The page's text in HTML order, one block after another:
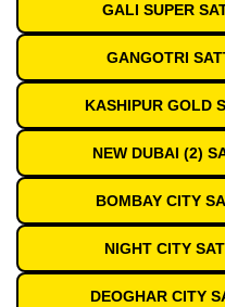
GALI SUPER
GANGOTRI
KASHIPUR GOLD
NEW DUBAI (2)
BOMBAY CITY
NIGHT CITY
DEOGHAR CITY